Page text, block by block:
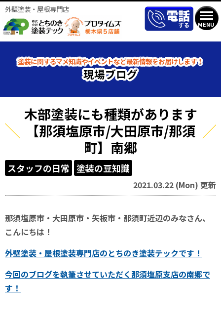
MENU
外壁塗装・屋根専門店
塗装に関するマメ知識やイベントなど最新情報をお届けします！
現場ブログ
木部塗装にも種類があります
【那須塩原市/大田原市/那須
町】南郷
スタッフの日常 塗装の豆知識
2021.03.22 (Mon) 更新
那須塩原市・大田原市・矢板市・那須町近辺のみなさん、
こんにちは！
外壁塗装・屋根塗装専門店のとちのき塗装テックです！
今回のブログを執筆させていただく那須塩原支店の南郷で
す！